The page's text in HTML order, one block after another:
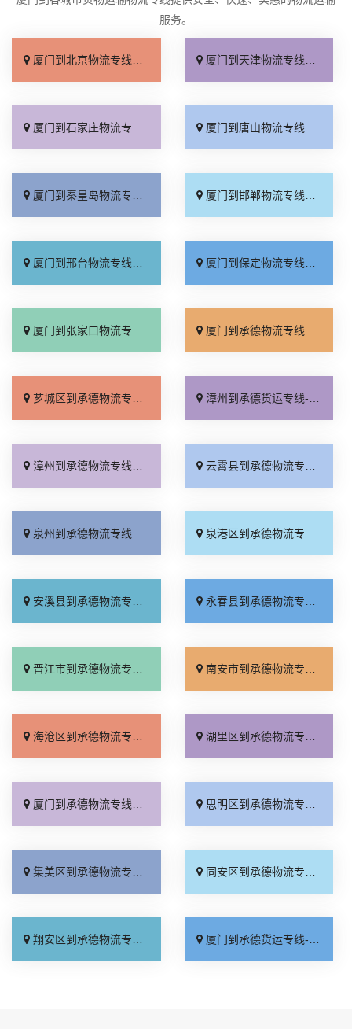
服务。
厦门到北京物流专线_直达不中转「送货到门」 厦门到天津物流专线_运保时效「高效快运」
厦门到石家庄物流专线_准时准点「多少公里」 厦门到唐山物流专线_全境派送「收费介绍」
厦门到秦皇岛物流专线_高效运输「运保时效」 厦门到邯郸物流专线_物流拼车「全境配送」
厦门到邢台物流专线_专业靠谱「上门提货」 厦门到保定物流专线_全程直达「高效运输」
厦门到张家口物流专线_全境派送「多久能到」 厦门到承德物流专线_专业调车「合理收费」
芗城区到承德物流专线_费用多少「天天发车」 漳州到承德货运专线-漳州到承德物流公司_市县派送「准时到货」
漳州到承德物流专线_收费标准「合同承运」 云霄县到承德物流专线_实时反馈「托运省心」
泉州到承德物流专线_保证时效「价格透明」 泉港区到承德物流专线_不随意加价「要几天到」
安溪县到承德物流专线_送货上门「多年经验」 永春县到承德物流专线_多少一吨「全程直达」
晋江市到承德物流专线_实时跟踪 「全境配送」 南安市到承德物流专线_快速直达「省事省心」
海沧区到承德物流专线_保证时效「一站式托运」 湖里区到承德物流专线_费用多少「物流拼车」
厦门到承德物流专线_专业调车「合理收费」 思明区到承德物流专线_多少公里「多少一吨」
集美区到承德物流专线_快速响应「准时到货」 同安区到承德物流专线_全境到达「天天发车」
翔安区到承德物流专线_服务周到「要多少钱」 厦门到承德货运专线-厦门到承德物流公司_运价行情「定点发车」